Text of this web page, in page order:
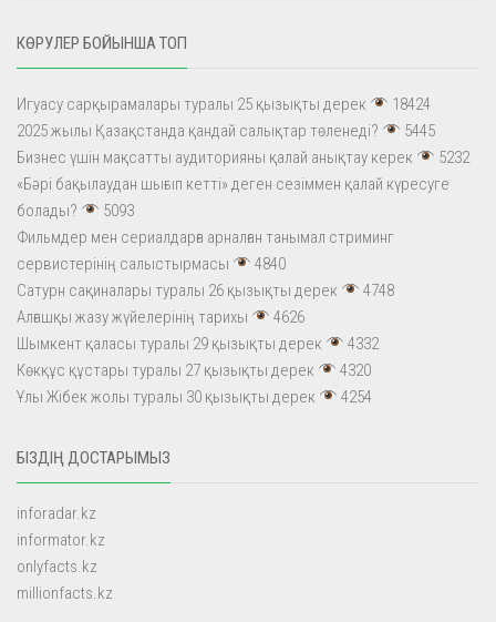
КӨРУЛЕР БОЙЫНША ТОП
Игуасу сарқырамалары туралы 25 қызықты дерек
18424
2025 жылы Қазақстанда қандай салықтар төленеді?
5445
Бизнес үшін мақсатты аудиторияны қалай анықтау керек
5232
«Бәрі бақылаудан шығып кетті» деген сезіммен қалай күресуге
болады?
5093
Фильмдер мен сериалдарға арналған танымал стриминг
сервистерінің салыстырмасы
4840
Сатурн сақиналары туралы 26 қызықты дерек
4748
Алғашқы жазу жүйелерінің тарихы
4626
Шымкент қаласы туралы 29 қызықты дерек
4332
Көкқұс құстары туралы 27 қызықты дерек
4320
Ұлы Жібек жолы туралы 30 қызықты дерек
4254
БІЗДІҢ ДОСТАРЫМЫЗ
inforadar.kz
informator.kz
onlyfacts.kz
millionfacts.kz